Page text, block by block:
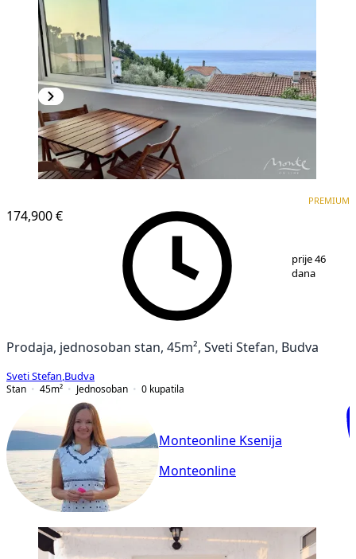
174,900 €
PREMIUM
prije 46
dana
Prodaja, jednosoban stan, 45m², Sveti Stefan, Budva
Sveti Stefan Budva
Stan
45m² Jednosoban 0 kupatila
Monteonline Ksenija
Monteonline